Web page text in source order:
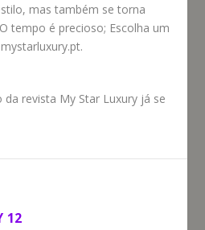
mas também se torna
tempo é precioso; Escolha um
da revista My Star Luxury já se
12